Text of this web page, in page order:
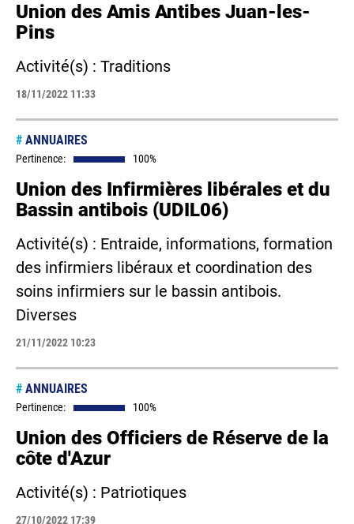
Union des Amis Antibes Juan-les-
Pins
Activité(s) : Traditions
18/11/2022 11:33
# ANNUAIRES
Pertinence: 100%
Union des Infirmières libérales et du
Bassin antibois (UDIL06)
Activité(s) : Entraide, informations, formation
des infirmiers libéraux et coordination des
soins infirmiers sur le bassin antibois.
Diverses
21/11/2022 10:23
# ANNUAIRES
Pertinence: 100%
Union des Officiers de Réserve de la
côte d'Azur
Activité(s) : Patriotiques
27/10/2022 17:39